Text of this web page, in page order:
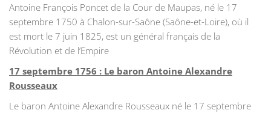
Antoine François Poncet de la Cour de Maupas, né le 17
septembre 1750 à Chalon-sur-Saône (Saône-et-Loire), où il
est mort le 7 juin 1825, est un général français de la
Révolution et de l’Empire
17 septembre 1756 : Le baron Antoine Alexandre
Rousseaux
Le baron Antoine Alexandre Rousseaux né le 17 septembre